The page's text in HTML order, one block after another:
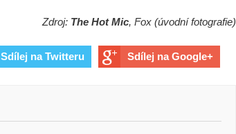
Zdroj: The Hot Mic, Fox (úvodní fotografie)
Sdílej na Twitteru Sdílej na Google+